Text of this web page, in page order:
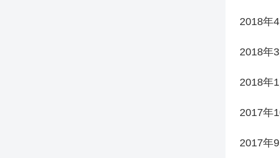
2018年4
2018年3
2018年1
2017年
2017年9